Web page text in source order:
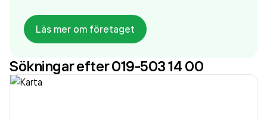
jobbade 293 personer på företaget. Bolaget är ett
aktiebolag som varit aktivt sedan 2006. Optik
Smarteyes ABomsatte 587 025 000,00 kr
senaste räkenskapsåret (2022).
Läs mer om företaget
Sökningar efter 019-503 14 00